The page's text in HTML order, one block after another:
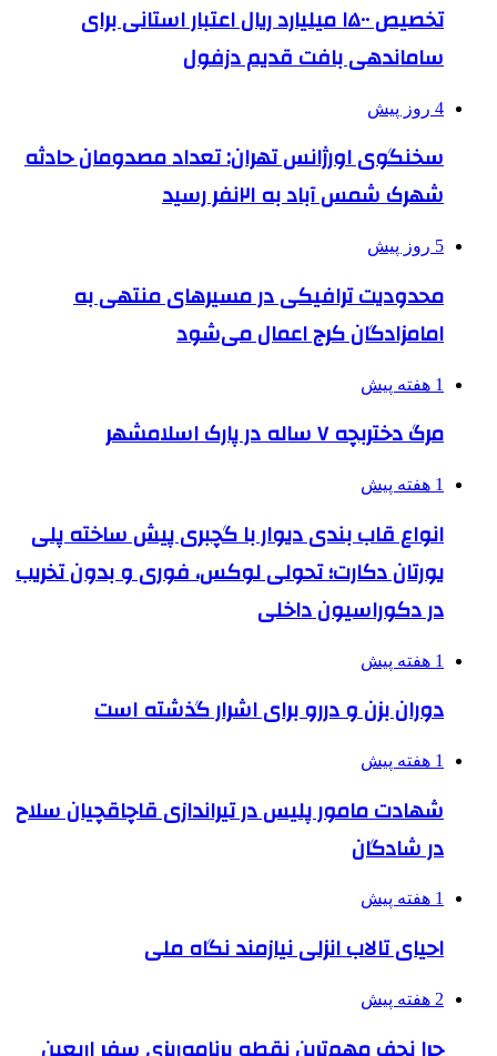
تخصیص ۱۵۰۰ میلیارد ریال اعتبار استانی برای
ساماندهی بافت قدیم دزفول
4 روز پیش
سخنگوی اورژانس تهران: تعداد مصدومان حادثه
شهرک شمس آباد به ۲۱نفر رسید
5 روز پیش
محدودیت ترافیکی در مسیرهای منتهی به
امامزادگان کرج اعمال می‌شود
1 هفته پیش
مرگ دختربچه ۷ ساله در پارک اسلامشهر
1 هفته پیش
انواع قاب بندی دیوار با گچبری پیش ساخته پلی
یورتان دکارت؛ تحولی لوکس، فوری و بدون تخریب
در دکوراسیون داخلی
1 هفته پیش
دوران بزن و دررو برای اشرار گذشته است
1 هفته پیش
شهادت مامور پلیس در تیراندازی قاچاقچیان سلاح
در شادگان
1 هفته پیش
احیای تالاب انزلی نیازمند نگاه ملی
2 هفته پیش